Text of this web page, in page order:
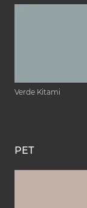
Verde Kitami
PET